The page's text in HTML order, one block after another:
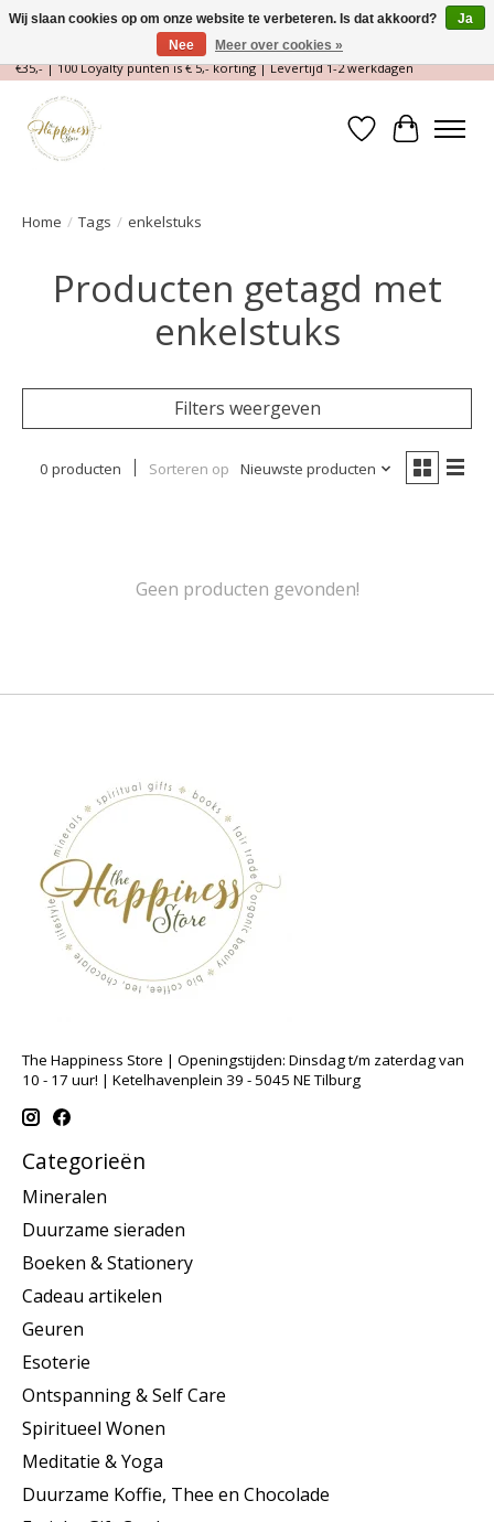
Magische Conceptstore, Edelstenen & Spirituele winkel | Gratis verzending >
€35,- | 100 Loyalty punten is € 5,- korting | Levertijd 1-2 werkdagen
Verlanglijst
Home / Tags / enkelstuks
Producten getagd met
enkelstuks
Filters weergeven
0 producten Sorteren op Nieuwste producten
Geen producten gevonden!
The Happiness Store | Openingstijden: Dinsdag t/m zaterdag van
10 - 17 uur! | Ketelhavenplein 39 - 5045 NE Tilburg
Categorieën
Mineralen
Duurzame sieraden
Boeken & Stationery
Cadeau artikelen
Geuren
Esoterie
Ontspanning & Self Care
Spiritueel Wonen
Meditatie & Yoga
Duurzame Koffie, Thee en Chocolade
Wij slaan cookies op om onze website te verbeteren. Is dat akkoord?
Ja
Nee
Meer over cookies »